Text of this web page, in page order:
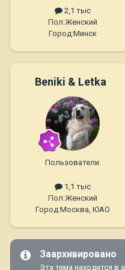
2,1 тыс
Пол:Женский
Город:Минск
Beniki & Letka
Пользователи.
1,1 тыс
Пол:Женский
Город:Москва, ЮАО
Заархивировано
Эта тема находится в